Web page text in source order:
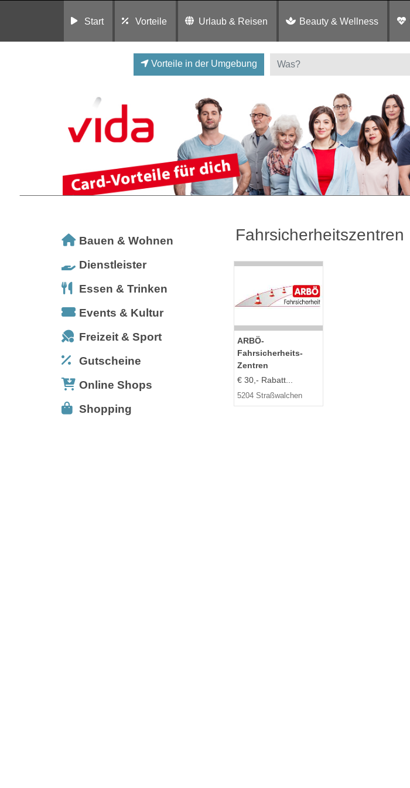
Start Vorteile Urlaub & Reisen Beauty & Wellness
Vorteile in der Umgebung
Bauen & Wohnen
Dienstleister
Essen & Trinken
Events & Kultur
Freizeit & Sport
Gutscheine
Online Shops
Shopping
Fahrsicherheitszentren
ARBÖ-
Fahrsicherheits-
Zentren
€ 30,- Rabatt...
5204 Straßwalchen